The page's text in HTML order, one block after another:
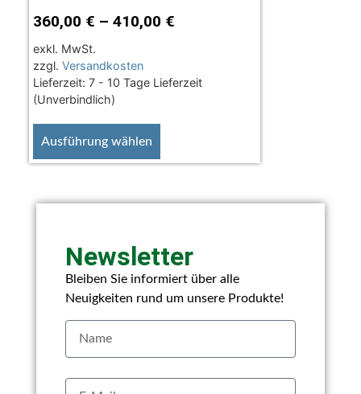
360,00 € – 410,00 €
exkl. MwSt.
zzgl. Versandkosten
Lieferzeit: 7 - 10 Tage Lieferzeit
(Unverbindlich)
Ausführung wählen
Newsletter
Bleiben Sie informiert über alle
Neuigkeiten rund um unsere Produkte!